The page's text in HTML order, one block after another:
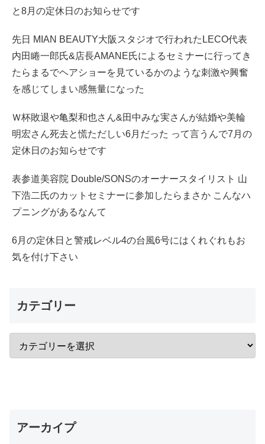
と8月の定休日のお知らせです
先日 MIAN BEAUTY大阪スタジオで行われたLECO代表
内田睠一郎氏&店長AMANE氏によるセミナーに行ってき
たらまるでヘアショーを見ているかのような刺激や興奮
を感じてしまい感無量になった
Ｗ杯敗退や亀梨和也さん&田中みな実さんが結婚や美輪
明宏さん死去と慌ただしい6月だった って言うんで7月の
定休日のお知らせです
表参道美容院 Double/SONSのオーナースタイリスト 山
下浩二氏のカットセミナーに参加したらまさか こんなハ
プニングがあるなんて
6月の定休日と警戒レベル4の台風6号にはくれぐれもお
気を付け下さい
カテゴリー
アーカイプ